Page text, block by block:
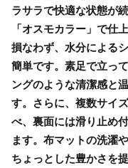
ラサラで快適な状態が
「オスモカラー」で仕
損なわず、水分による
簡単です。素足で立っ
ングのような清潔感と
す。さらに、複数サイ
べ、裏面には滑り止め
ます。布マットの洗濯
ちょっとした豊かさを